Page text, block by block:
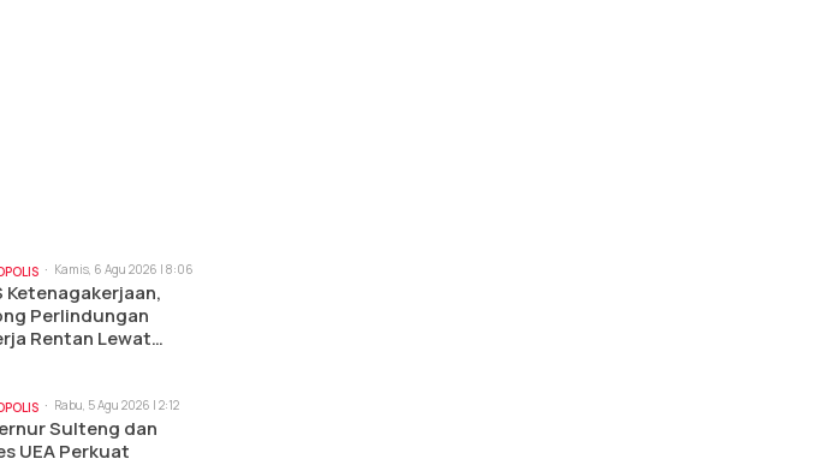
Kamis, 6 Agu 2026 | 8:06
pm
Ketenagakerjaan,
Perlindungan
Rentan Lewat
Rabu, 5 Agu 2026 | 2:12
pm
Sulteng dan
UEA Perkuat